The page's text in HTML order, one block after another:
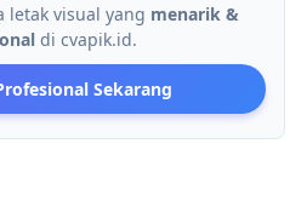
letak visual yang menarik &
di cvapik.id.
Sekarang